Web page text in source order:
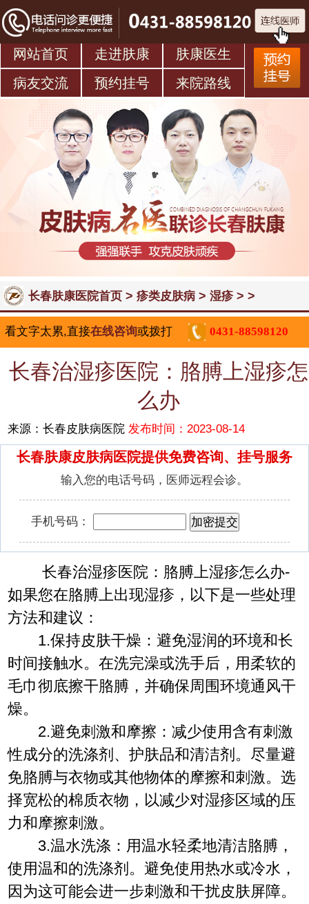
网站首页 走进肤康
肤康医生
病友交流
预约挂号 来院路线
长春肤康医院首页> 疹类皮肤病> 湿疹> >
看文字太累,直接在线咨询或拨打 0431-88598120
长春治湿疹医院：胳膊上湿疹怎
么办
来源：长春皮肤病医院发布时间：2023-08-14
长春肤康皮肤病医院提供免费咨询、挂号服务
输入您的电话号码，医师远程会诊。
手机号码：
长春治湿疹医院：胳膊上湿疹怎么办-
如果您在胳膊上出现湿疹，以下是一些处理
方法和建议：
1.保持皮肤干燥：避免湿润的环境和长
时间接触水。在洗完澡或洗手后，用柔软的
毛巾彻底擦干胳膊，并确保周围环境通风干
燥。
2.避免刺激和摩擦：减少使用含有刺激
性成分的洗涤剂、护肤品和清洁剂。尽量避
免胳膊与衣物或其他物体的摩擦和刺激。选
择宽松的棉质衣物，以减少对湿疹区域的压
力和摩擦刺激。
3.温水洗涤：用温水轻柔地清洁胳膊，
使用温和的洗涤剂。避免使用热水或冷水，
因为这可能会进一步刺激和干扰皮肤屏障。